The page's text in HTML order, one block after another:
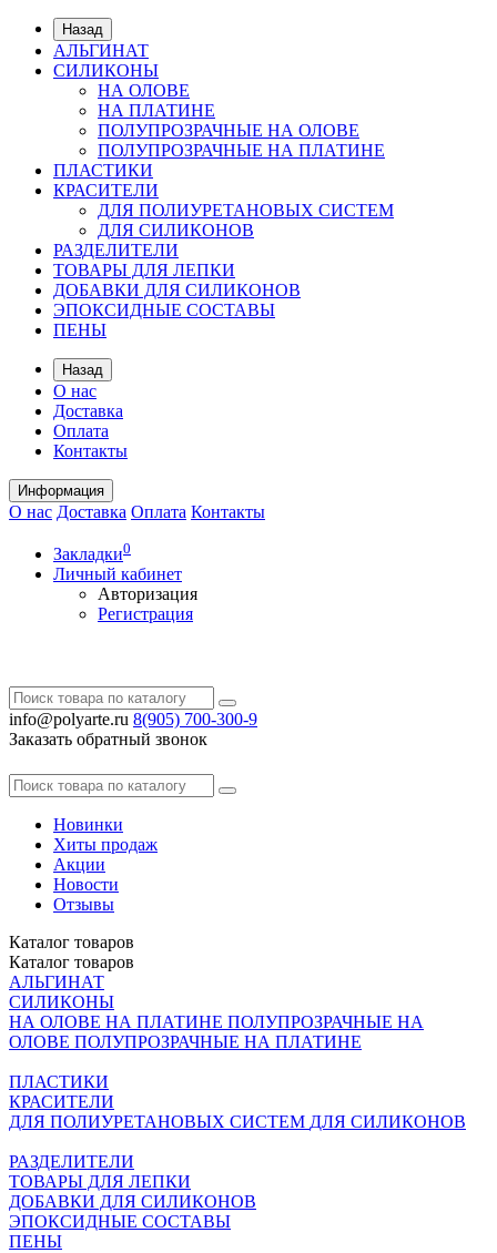
Назад
АЛЬГИНАТ
СИЛИКОНЫ
НА ОЛОВЕ
НА ПЛАТИНЕ
ПОЛУПРОЗРАЧНЫЕ НА ОЛОВЕ
ПОЛУПРОЗРАЧНЫЕ НА ПЛАТИНЕ
ПЛАСТИКИ
КРАСИТЕЛИ
ДЛЯ ПОЛИУРЕТАНОВЫХ СИСТЕМ
ДЛЯ СИЛИКОНОВ
РАЗДЕЛИТЕЛИ
ТОВАРЫ ДЛЯ ЛЕПКИ
ДОБАВКИ ДЛЯ СИЛИКОНОВ
ЭПОКСИДНЫЕ СОСТАВЫ
ПЕНЫ
Назад
О нас
Доставка
Оплата
Контакты
Информация
О нас Доставка Оплата Контакты
Закладки0
Личный кабинет
Авторизация
Регистрация
info@polyarte.ru 8(905) 700-300-9
Заказать обратный звонок
Новинки
Хиты продаж
Акции
Новости
Отзывы
Каталог товаров
Каталог товаров
АЛЬГИНАТ
СИЛИКОНЫ
НА ОЛОВЕ НА ПЛАТИНЕ ПОЛУПРОЗРАЧНЫЕ НА
ОЛОВЕ ПОЛУПРОЗРАЧНЫЕ НА ПЛАТИНЕ
ПЛАСТИКИ
КРАСИТЕЛИ
ДЛЯ ПОЛИУРЕТАНОВЫХ СИСТЕМ ДЛЯ СИЛИКОНОВ
РАЗДЕЛИТЕЛИ
ТОВАРЫ ДЛЯ ЛЕПКИ
ДОБАВКИ ДЛЯ СИЛИКОНОВ
ЭПОКСИДНЫЕ СОСТАВЫ
ПЕНЫ